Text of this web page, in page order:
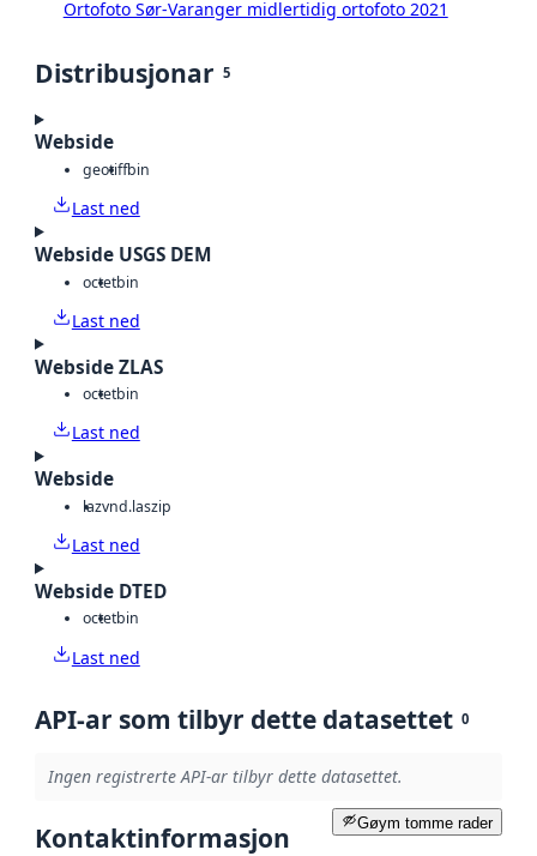
Ortofoto Sør-Varanger midlertidig ortofoto 2021
Distribusjonar 5
Webside
geotiffbin
Last ned
Webside USGS DEM
octetbin
Last ned
Webside ZLAS
octetbin
Last ned
Webside
lazvnd.laszip
Last ned
Webside DTED
octetbin
Last ned
API-ar som tilbyr dette datasettet 0
Ingen registrerte API-ar tilbyr dette datasettet.
Gøym tomme rader
Kontaktinformasjon